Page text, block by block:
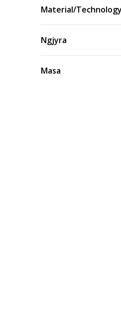
Material/Technology
Ngjyra
Masa